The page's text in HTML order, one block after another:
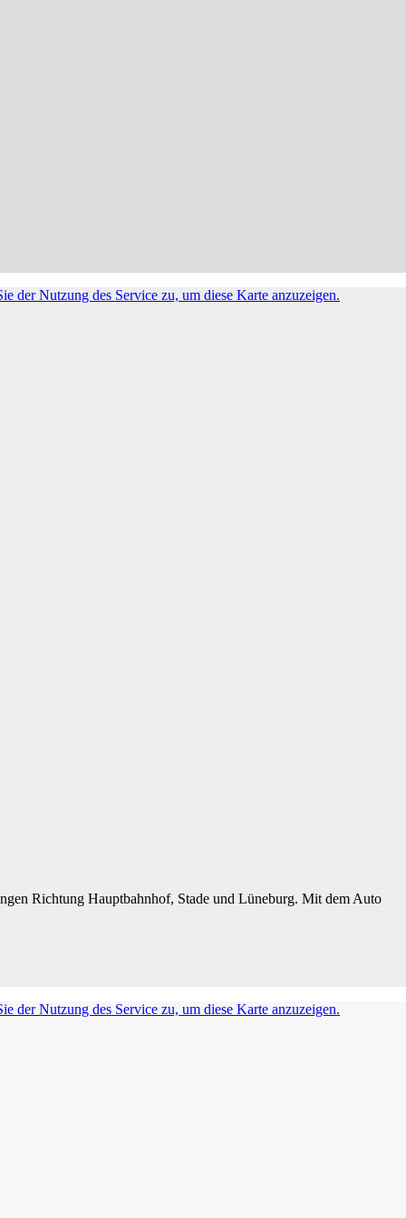
der Nutzung des Service zu, um diese Karte anzuzeigen.
Richtung Hauptbahnhof, Stade und Lüneburg. Mit dem Auto
der Nutzung des Service zu, um diese Karte anzuzeigen.